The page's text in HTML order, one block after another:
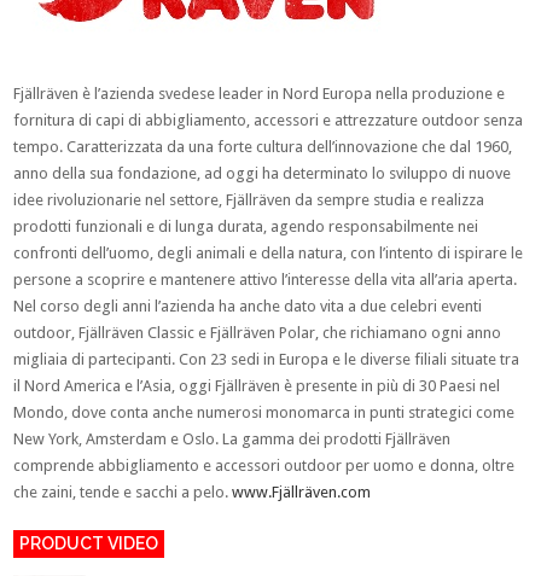
Fjällräven è l’azienda svedese leader in Nord Europa nella produzione e
fornitura di capi di abbigliamento, accessori e attrezzature outdoor senza
tempo. Caratterizzata da una forte cultura dell’innovazione che dal 1960,
anno della sua fondazione, ad oggi ha determinato lo sviluppo di nuove
idee rivoluzionarie nel settore, Fjällräven da sempre studia e realizza
prodotti funzionali e di lunga durata, agendo responsabilmente nei
confronti dell’uomo, degli animali e della natura, con l’intento di ispirare le
persone a scoprire e mantenere attivo l’interesse della vita all’aria aperta.
Nel corso degli anni l’azienda ha anche dato vita a due celebri eventi
outdoor, Fjällräven Classic e Fjällräven Polar, che richiamano ogni anno
migliaia di partecipanti. Con 23 sedi in Europa e le diverse filiali situate tra
il Nord America e l’Asia, oggi Fjällräven è presente in più di 30 Paesi nel
Mondo, dove conta anche numerosi monomarca in punti strategici come
New York, Amsterdam e Oslo. La gamma dei prodotti Fjällräven
comprende abbigliamento e accessori outdoor per uomo e donna, oltre
che zaini, tende e sacchi a pelo.www.Fjällräven.com
PRODUCT VIDEO